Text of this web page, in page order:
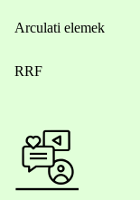
Arculati elemek
RRF